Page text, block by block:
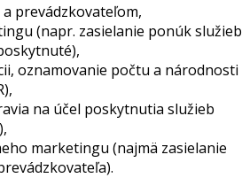
prevádzkovateľom,
(napr. zasielanie ponúk služieb
oznamovanie počtu a národnosti
na účel poskytnutia služieb
marketingu (najmä zasielanie